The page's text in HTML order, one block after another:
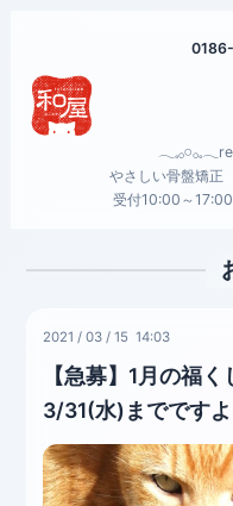
やさしい骨盤矯
受付10:00～
2021 /03 /15 14:03
【急募】1月の福
3/31(水)までですよ